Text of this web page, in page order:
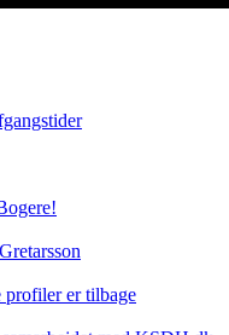
profiler er tilbage